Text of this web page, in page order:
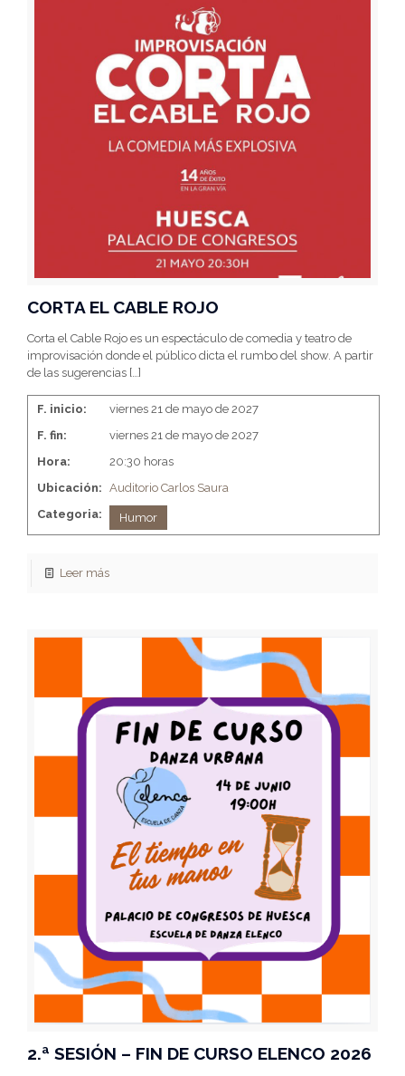
CORTA EL CABLE ROJO
Corta el Cable Rojo es un espectáculo de comedia y teatro de
improvisación donde el público dicta el rumbo del show. A partir
de las sugerencias […]
F. inicio:
viernes 21 de mayo de 2027
F. fin:
viernes 21 de mayo de 2027
Hora:
20:30 horas
Ubicación: Auditorio Carlos Saura
Categoria:
Humor
Leer más
2.ª SESIÓN – FIN DE CURSO ELENCO 2026